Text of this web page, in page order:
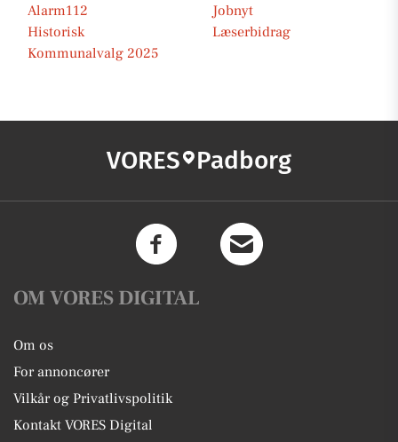
Alarm112
Jobnyt
Historisk
Læserbidrag
Kommunalvalg 2025
VORES Padborg
OM VORES DIGITAL
Om os
For annoncører
Vilkår og Privatlivspolitik
Kontakt VORES Digital